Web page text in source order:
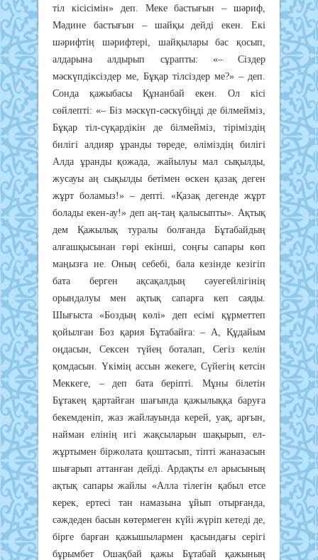
тіл кісісімін» деп. Меке бастығын – шәриф,
Мәдине бастығын – шайқы дейді екен. Екі
шәрифтің шәрифтері, шайқылары бас қосып,
алдарына алдырып сұрапты: «– Сіздер
мәскүпдіксіздер ме, Бұқар тілсіздер ме?» – деп.
Сонда қажыбасы Құнанбай екен. Ол кісі
сөйлепті: «– Біз мәскүп-сәскүбіңді де білмейміз,
Бұқар тіл-сүқардікін де білмейміз, тіріміздің
билігі алдияр ұранды төреде, өліміздің билігі
Алда ұранды қожада, жайылуы мал сықылды,
жусауы аң сықылды бетімен өскен қазақ деген
жұрт боламыз!» – депті. «Қазақ дегенде жұрт
болады екен-ау!» деп аң-таң қалысыпты». Ақтық
дем Қажылық туралы болғанда Бұтабайдың
алғашқысынан гөрі екінші, соңғы сапары көп
маңызға ие. Оның себебі, бала кезінде кезігіп
бата берген ақсақалдың сәуегейлігінің
орындалуы мен ақтық сапарға кеп саяды.
Шығыста «Боздың көлі» деп есімі құрметтеп
қойылған Боз қария Бұтабайға: – А, Құдайым
оңдасын, Сексен түйең боталап, Сегіз келін
қомдасын. Үкімің ассын жекеге, Сүйегің кетсін
Меккеге, – деп бата беріпті. Мұны білетін
Бұтакең қартайған шағында қажылыққа баруға
бекемденіп, жаз жайлауында керей, уақ, арғын,
найман елінің игі жақсыларын шақырып, ел-
жұртымен біржолата қоштасып, тіпті жаназасын
шығарып аттанған дейді. Ардақты ел арысының
ақтық сапары жайлы «Алла тілегін қабыл етсе
керек, ертесі тан намазына ұйып отырғанда,
сәждеден басын көтермеген күйі жүріп кетеді де,
бірге барған қажышылармен қасындағы серігі
бұрымбет Ошақбай қажы Бұтабай қажының